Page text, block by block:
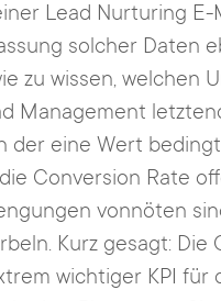
Lead Nurturing E-
solcher Daten
zu wissen, welchen
Management
der eine Wert
Conversion Rate
vonnöten
Kurz gesagt: Die
wichtiger KPI für